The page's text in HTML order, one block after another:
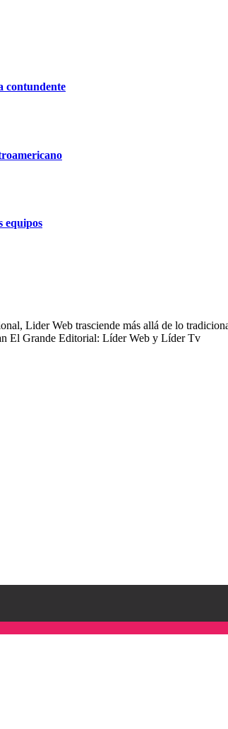
contundente
equipos
Lider Web trasciende más allá de lo
El Grande Editorial: Líder Web y Líder Tv